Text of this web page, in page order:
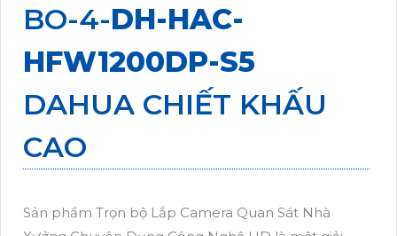
BO-4-DH-HAC-
HFW1200DP-S5
DAHUA CHIẾT KHẤU
CAO
Sản phẩm Trọn bộ Lắp Camera Quan Sát Nhà